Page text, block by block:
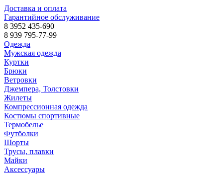
Доставка и оплата
Гарантийное обслуживание
8 3952 435-690
8 939 795-77-99
Одежда
Мужская одежда
Куртки
Брюки
Ветровки
Джемпера, Толстовки
Жилеты
Компрессионная одежда
Костюмы спортивные
Термобелье
Футболки
Шорты
Трусы, плавки
Майки
Аксессуары